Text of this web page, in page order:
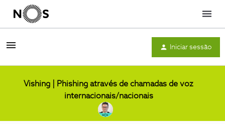
Menu
Iniciar sessão
Vishing | Phishing através de chamadas de voz
internacionais/nacionais